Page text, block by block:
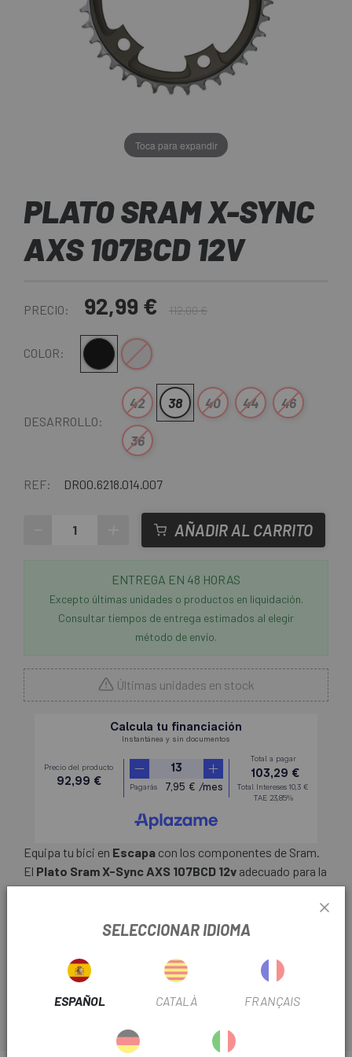
Toca para expandir
PLATO SRAM X-SYNC
AXS 107BCD 12V
PRECIO: 92,99 € 112,00 €
COLOR: NegroGris Claro
DESARROLLO:
42 38 40 44 46
36
REF: DR00.6218.014.007
AÑADIR AL CARRITO
ENTREGA EN 48 HORAS
Excepto últimas unidades o productos en liquidación.
Consultar tiempos de entrega estimados al elegir
método de envío.
Últimas unidades en stock
Equipa tu bici en Escapa con los componentes de Sram.
El Plato Sram X-Sync AXS 107BCD 12v adecuado para la
biela SRAM Force 1 DUB con un círculo de pernos de 107
milímetros. El probado perfil de dientes MTB SRAM X-Sync
con dientes gruesos y delgados alternados (estrecho-
en el plato.
SELECCIONAR IDIOMA
ESPAÑOL CATALÀ FRANÇAIS